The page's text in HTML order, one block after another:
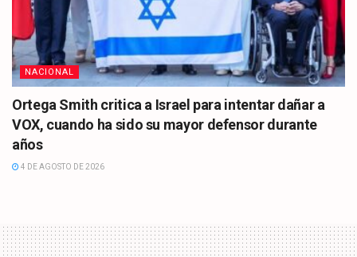
NACIONAL
Ortega Smith critica a Israel para intentar dañar a
VOX, cuando ha sido su mayor defensor durante
años
4 DE AGOSTO DE 2026